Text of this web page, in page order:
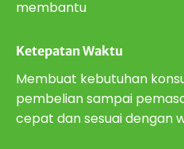
membantu
Ketepatan Waktu
Membuat kebutuhan
pembelian sampai
cepat dan sesuai dengan